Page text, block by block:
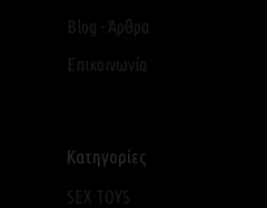
Blog - Άρθρα
Επικοινωνία
Κατηγορίες
SEX TOYS